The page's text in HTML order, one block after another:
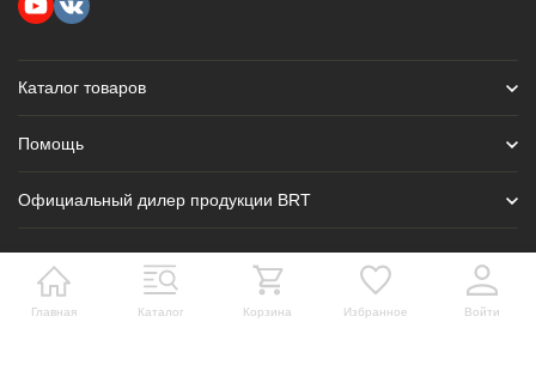
Главная Каталог Корзина Избранное Войти
Каталог товаров
Помощь
Официальный дилер продукции BRT